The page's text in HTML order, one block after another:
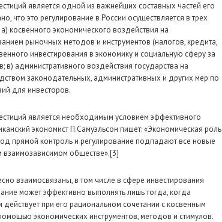
является одной из важнейших составных частей его
что это регулирование в России осуществляется в трех
косвенного экономического воздействия на
рыночных методов и инструментов (налогов, кредита,
инвестирования в экономику и социальную сферу за
административного воздействия государства на
законодательных, административных и других мер по
для инвесторов.
является необходимым условием эффективного
экономист П.Самуэльсон пишет: «Экономическая роль
прямой контроль и регулирование подпадают все новые
обществе».[3]
взаимосвязаны, в том числе в сфере инвестирования
может эффективно выполнять лишь тогда, когда
при его рациональном сочетании с косвенным
экономических инструментов, методов и стимулов.